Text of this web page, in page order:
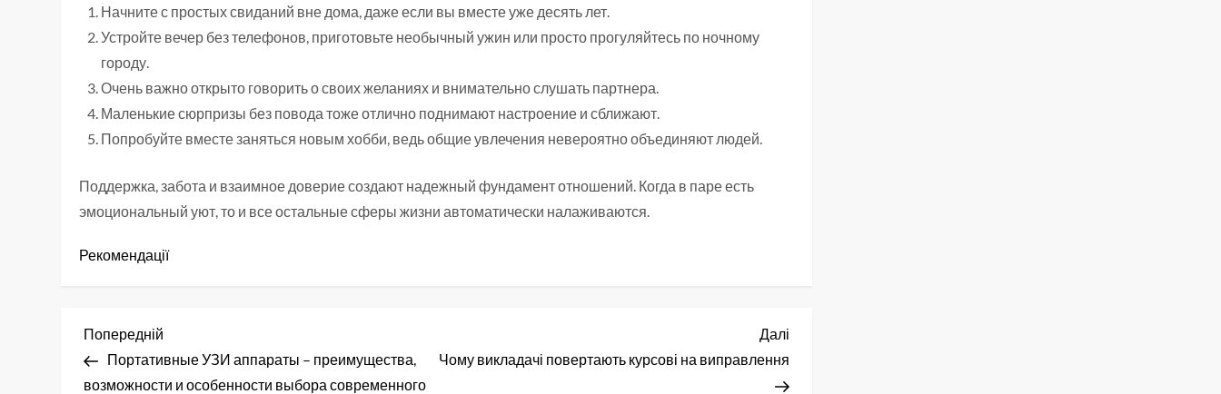
Начните с простых свиданий вне дома, даже если вы вместе уже десять лет.
Устройте вечер без телефонов, приготовьте необычный ужин или просто прогуляйтесь по ночному
городу.
Очень важно открыто говорить о своих желаниях и внимательно слушать партнера.
Маленькие сюрпризы без повода тоже отлично поднимают настроение и сближают.
Попробуйте вместе заняться новым хобби, ведь общие увлечения невероятно объединяют людей.
Поддержка, забота и взаимное доверие создают надежный фундамент отношений. Когда в паре есть
эмоциональный уют, то и все остальные сферы жизни автоматически налаживаются.
Рекомендації
Н
а
Попередній
запис
Попередній
Портативные УЗИ аппараты – преимущества,
возможности и особенности выбора современного
Наступний
запис
Далі
Чому викладачі повертають курсові на виправлення